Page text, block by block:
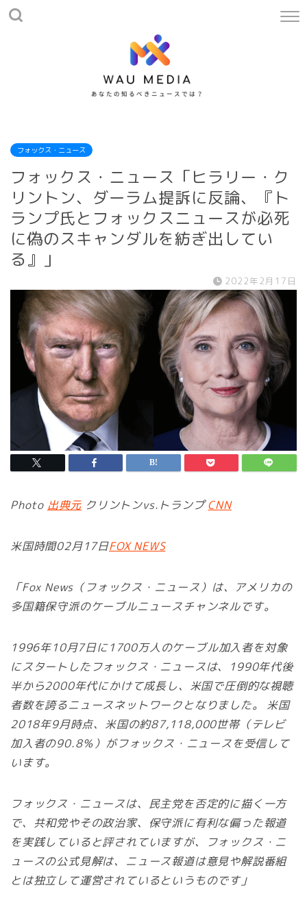
フォックス・ニュース
フォックス・ニュース「ヒラリー・ク
リントン、ダーラム提訴に反論、『ト
ランプ氏とフォックスニュースが必死
に偽のスキャンダルを紡ぎ出してい
る』」
2022年2月17日
Photo 出典元 クリントンvs.トランプCNN
米国時間02月17日FOX NEWS
「Fox News（フォックス・ニュース）は、アメリカの
多国籍保守派のケーブルニュースチャンネルです。
1996年10月7日に1700万人のケーブル加入者を対象
にスタートしたフォックス・ニュースは、1990年代後
半から2000年代にかけて成長し、米国で圧倒的な視聴
者数を誇るニュースネットワークとなりました。 米国
2018年9月時点、米国の約87,118,000世帯（テレビ
加入者の90.8％）がフォックス・ニュースを受信して
います。
フォックス・ニュースは、民主党を否定的に描く一方
で、共和党やその政治家、保守派に有利な偏った報道
を実践していると評されていますが、フォックス・ニ
ュースの公式見解は、ニュース報道は意見や解説番組
とは独立して運営されているというものです」